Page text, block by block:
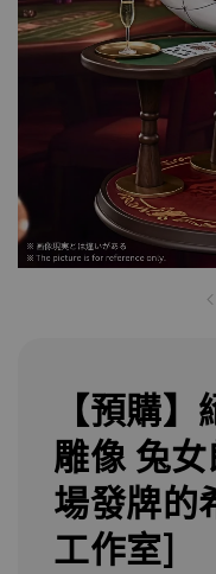
【預購
雕像 兔
場發牌的
工作室]